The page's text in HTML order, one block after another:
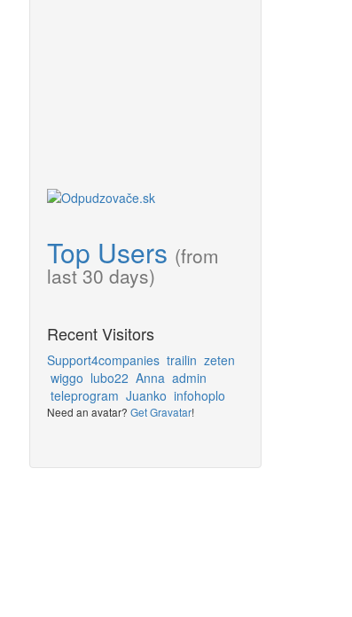
Top Users (from
last 30 days)
Recent Visitors
Support4companies trailin zeten
wiggo lubo22 Anna admin
teleprogram Juanko infohoplo
Need an avatar? Get Gravatar!